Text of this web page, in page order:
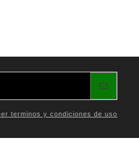
terminos y condiciones de uso